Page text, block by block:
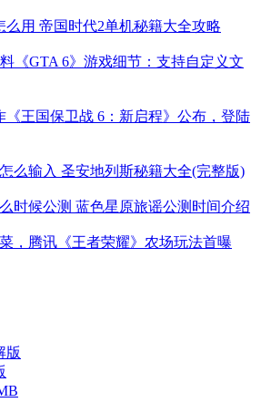
么用 帝国时代2单机秘籍大全攻略
《GTA 6》游戏细节：支持自定义文
《王国保卫战 6：新启程》公布，登陆
么输入 圣安地列斯秘籍大全(完整版)
时候公测 蓝色星原旅谣公测时间介绍
，腾讯《王者荣耀》农场玩法首曝